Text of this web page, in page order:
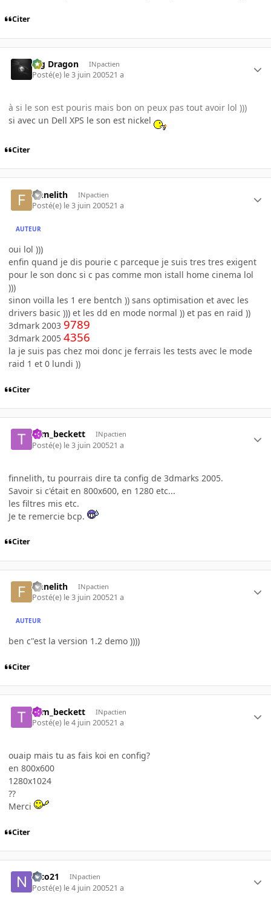
Citer
Big Dragon INpactien
Posté(e) le 3 juin 200521 a
à si le son est pouris mais bon on peux pas tout avoir lol )))
si avec un Dell XPS le son est nickel
Citer
finnelith INpactien
Posté(e) le 3 juin 200521 a
AUTEUR
oui lol )))
enfin quand je dis pourie c parceque je suis tres tres exigent
pour le son donc si c pas comme mon istall home cinema lol
)))
sinon voilla les 1 ere bentch )) sans optimisation et avec les
drivers basic ))) et les dd en mode normal )) et pas en raid ))
3dmark 2003 9789
3dmark 2005 4356
la je suis pas chez moi donc je ferrais les tests avec le mode
raid 1 et 0 lundi ))
Citer
tom_beckett INpactien
Posté(e) le 3 juin 200521 a
finnelith, tu pourrais dire ta config de 3dmarks 2005.
Savoir si c'était en 800x600, en 1280 etc...
les filtres mis etc.
Je te remercie bcp.
Citer
finnelith INpactien
Posté(e) le 3 juin 200521 a
AUTEUR
ben c"est la version 1.2 demo ))))
Citer
tom_beckett INpactien
Posté(e) le 4 juin 200521 a
ouaip mais tu as fais koi en config?
en 800x600
1280x1024
??
Merci
Citer
nico21 INpactien
Posté(e) le 4 juin 200521 a